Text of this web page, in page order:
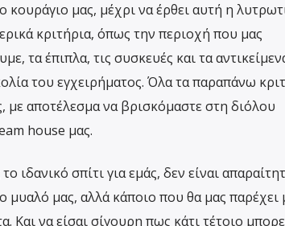
μας, μέχρι να έρθει αυτή η
κριτήρια, όπως την περιοχή που μας
τα έπιπλα, τις συσκευές και τα
του εγχειρήματος. Όλα τα παραπάνω
με αποτέλεσμα να βρισκόμαστε στη διόλου
house μας.
σπίτι για εμάς, δεν είναι
μυαλό μας, αλλά κάποιο που θα μας παρέχει
Και να είσαι σίγουρη πως κάτι τέτοιο